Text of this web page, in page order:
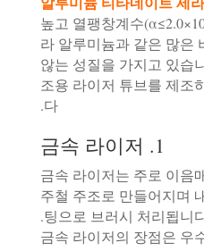
높고 열팽창계수
라 알루미늄과 같은 많은
않는 성질을 가지고 있습
조용 라이저 튜브를 제조
다.
1. 금속 라이저
금속 라이저는 주로 이음
주철 주조로 만들어지며
팅으로 브러시 처리됩니
금속 라이저의 장점은 우